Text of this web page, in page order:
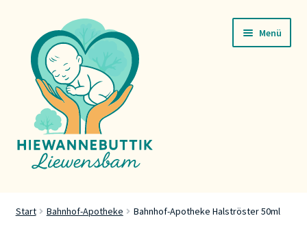
Navigation
springen
Inhalt
springen
Menü
Start Bahnhof-Apotheke Bahnhof-Apotheke Halströster 50ml